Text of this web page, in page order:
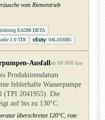
vom Riementrieb
EA288 DETA
2.0 TDI
04L103085
Ausfallab 60.000 km
Produktionsdatum
fehlerhafte Wasserpumpe
(TPI 2041955). Die
auf bis zu 130°C.
überschreitet 120°C, rote